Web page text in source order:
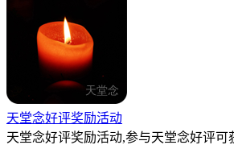
天堂念好评奖励活动
天堂念好评奖励活动,参与天堂念好评